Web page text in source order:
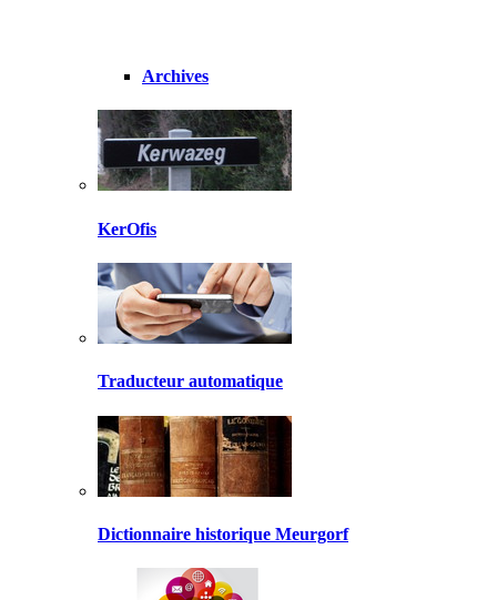
Archives
KerOfis
Traducteur automatique
Dictionnaire historique Meurgorf